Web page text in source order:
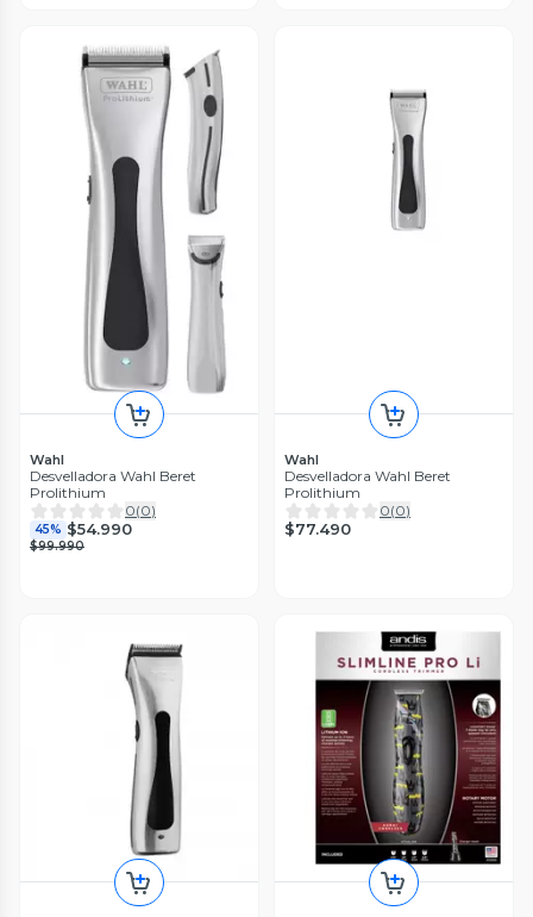
Wahl
Desvelladora Wahl Beret
Prolithium
0(0)
45% $54.990
$99.990
Wahl
Desvelladora Wahl Beret
Prolithium
0(0)
$77.490